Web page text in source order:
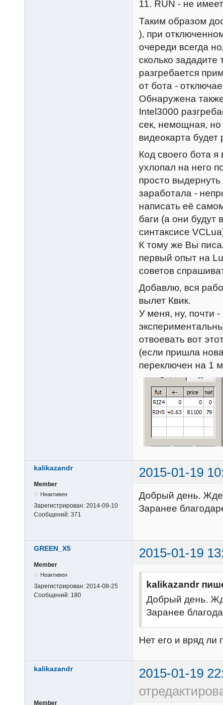
11. RUN - не
Таким образом
), при
очереди всегда
сколько
разгребается
от бота -
Обнаружена
Intel3000
сек, немощная, но
видеокарта
Код своего бота я
ухлопал на него
просто
заработала -
написать её
баги (а они будут
синтаксисе
К тому же Вы
первый опыт на
советов
Добавлю, вся
вылет Квик.
У меня, ну, почти
отвоевать вот
(если пришла
переключен на 1
kalikazandr 2015-01-19
Member
Неактивен
Зарегистрирован: 2014-09-10
Сообщений: 371
Добрый день.
Заранее
GREEN_X5 2015-01-19
Member
Неактивен
Зарегистрирован: 2014-08-25
Сообщений: 180
kalikazandr
Добрый день.
Заранее
Нет его и вряд ли
kalikazandr
2015-01-19
Member